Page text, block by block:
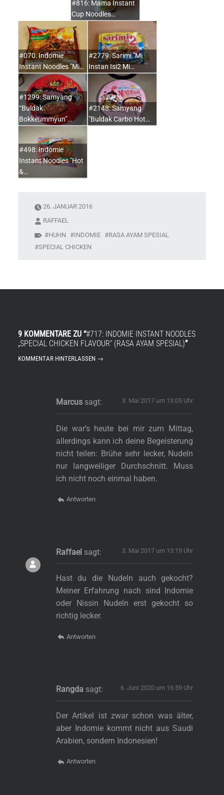
#816: Mama Instant
Cup Noodles…
#070: Indomie
Instant Noodles "Mi…
#2779: Sarimi "Mi
Instan Isi2 Mi…
#1299: Samyang
“Buldak
Bokkeummyun”…
#2148: Samyang
"Buldak Carbo Hot…
#498: Indomie
Instant Noodles "Hot
&…
26. JANUAR 2016
RAFFAEL
HUHN
INDOMIE
RASA AYAM SPESIAL
SPECIAL CHICKEN
9 KOMMENTARE ZU “#717: INDOMIE INSTANT NOODLES
„SPECIAL CHICKEN FLAVOUR“ (RASA AYAM SPESIAL)”
KOMMENTAR HINTERLASSEN →
Marcus sagt: 3. Mai 2017 um 13:05 Uhr
Die war’s heute bei mir zum Mittag,
allerdings kann ich deine Begeisterung
nicht teilen: Brühe sehr lecker, Nudeln
nur langweiliger Durchschnitt. Muss
ich nicht noch einmal haben.
Antworten
Raffael sagt: 3. Mai 2017 um 13:19 Uhr
Hast du die Nudeln auch gekocht?
Meiner Erfahrung nach sind Indomie
oder Nissin Nudeln erst gekocht so
richtig lecker.
Antworten
Rangda sagt: 6. Juni 2020 um 16:59 Uhr
Der Artikel ist zwar schon was älter,
aber Indomie kommt nicht aus Saudi
Arabien, sondern Indonesien!
Antworten